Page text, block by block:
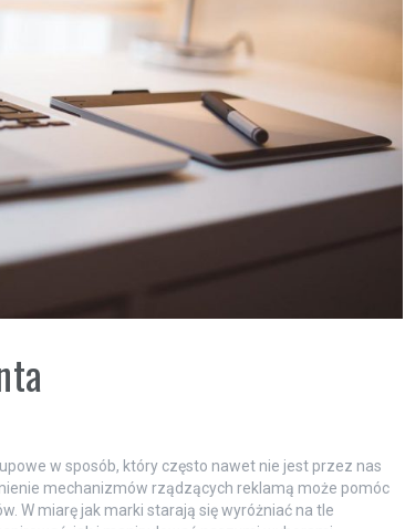
w sposób, który często nawet nie jest przez nas
mechanizmów rządzących reklamą może pomóc
W miarę jak marki starają się wyróżniać na tle